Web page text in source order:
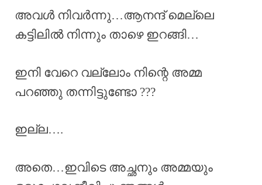
അവൾ നിവർന്നു…ആനന്ദ് മെല്ലെ
കട്ടിലിൽ നിന്നും താഴെ ഇറങ്ങി…
ഇനി വേറെ വല്ലോം നിന്റെ അമ്മ
പറഞ്ഞു തന്നിട്ടുണ്ടോ ???
ഇല്ല….
അതെ…ഇവിടെ അച്ഛനും അമ്മയും